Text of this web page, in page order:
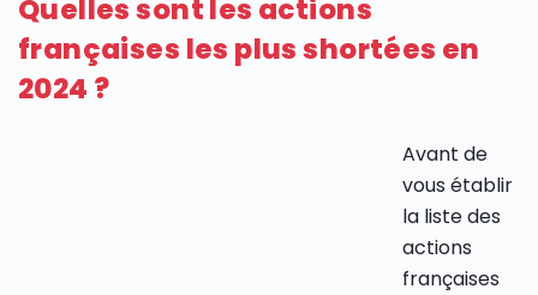
Quelles sont les actions
françaises les plus shortées en
2024 ?
Avant de
vous établir
la liste des
actions
françaises